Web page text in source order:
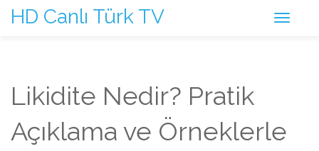
HD Canlı Türk TV
Likidite Nedir? Pratik
Açıklama ve Örneklerle